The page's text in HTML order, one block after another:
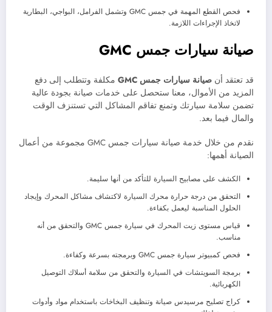
فحص القطع المهمة في جمس GMC وتشمل الفرامل، البواجي، البطارية
لاتخاذ الإجراءات اللازمة.
صيانة سيارات جمس GMC
قد تعتقد أن صيانة سيارات جمس GMC مكلفة وتتطلب إلى دفع
المزيد من الأموال، معنا ستحصل على خدمات صيانة بجودة عالية
تضمن سلامة سيارتك وتمنع تفاقم المشاكل التي تستنزف الوقت
والمال فيما بعد.
نقدم من خلال خدمة صيانة سيارات جمس GMC مجموعة من أعمال
الصيانة أهمها:
الكشف على مصابيح السيارة للتأكد من أنها سليمة.
التحقق من درجة حرارة محرك السيارة لاكتشاف مشاكل المحرك وإيجاد
الحلول المناسبة ليعمل بكفاءة.
قياس مستوى زيت المحرك في سيارة جمس GMC والتحقق من أنه
مناسب.
فحص كمبيوتر سيارة جمس GMC وبرمجته بسرعة وكفاءة.
برمجة السويتشات في السيارة والتحقق من سلامة أسلاك التوصيل
الكهربائية.
كراج تصليح مرسيدس صيانة وتنظيف البخاخات باستخدام مواد وأدوات